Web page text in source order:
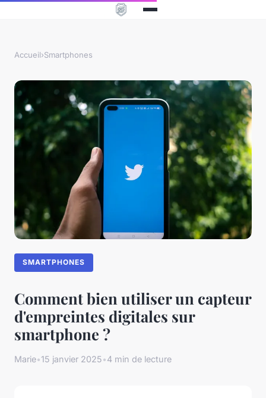
Accueil›Smartphones
SMARTPHONES
Comment bien utiliser un capteur
d'empreintes digitales sur
smartphone ?
Marie•15 janvier 2025•4 min de lecture